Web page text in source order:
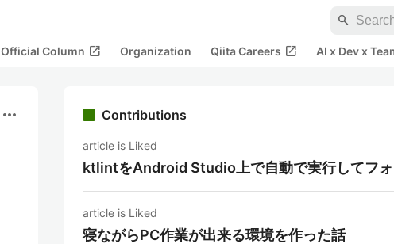
search
Official Column open_in_new Organization Qiita Careers open_in_new AI x Dev x
more_horiz Contributions
article is Liked
ktlintをAndroid Studio上で自動で実行してフ
article is Liked
寝ながらPC作業が出来る環境を作った話